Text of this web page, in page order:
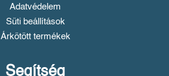
Adatvédelem
Süti beállítások
Árkötött termékek
Segítség